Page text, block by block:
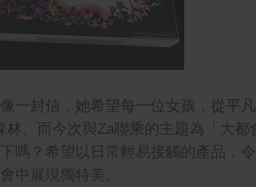
一封信，她希望每一位女孩，從平
林。而今次與Za聯乘的主題為「大
嗎？希望以日常輕易接觸的產品，
中展現獨特美。